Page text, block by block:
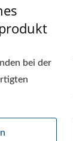
bei der